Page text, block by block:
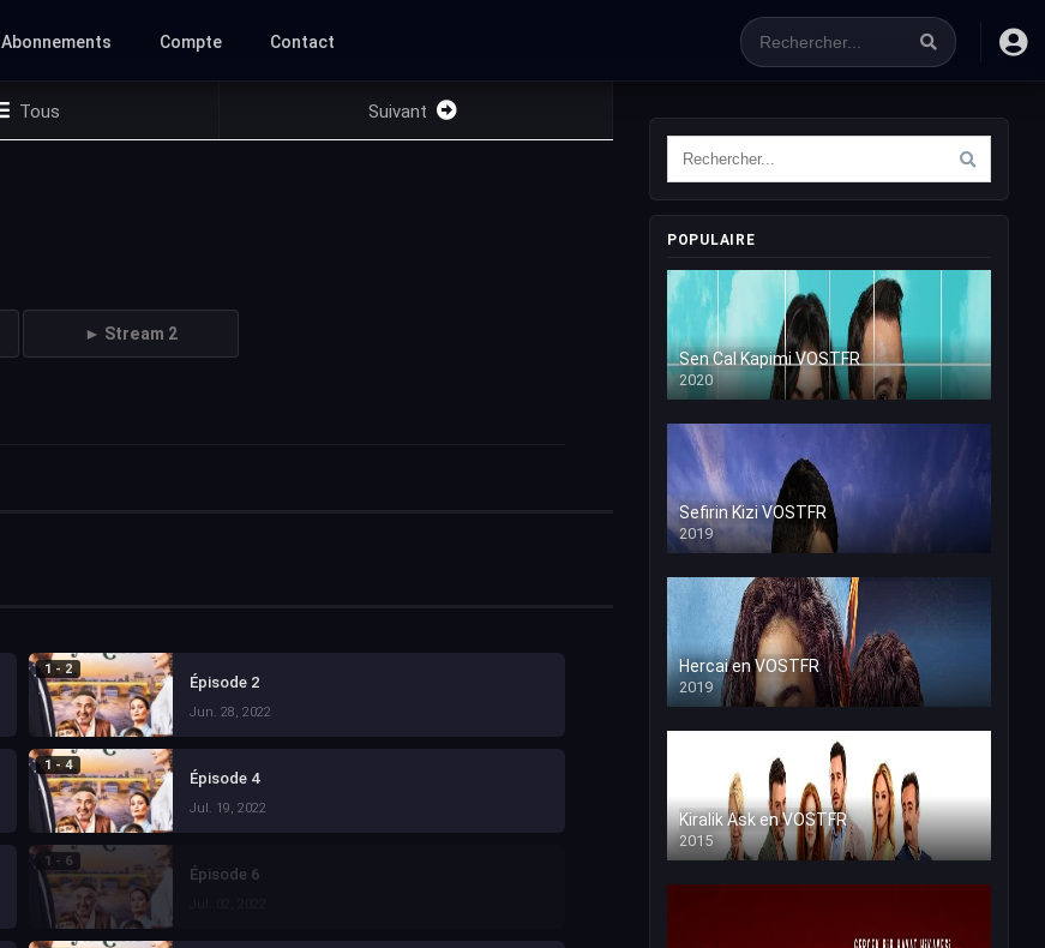
Abonnements Compte Contact
Tous Suivant
► Stream 2
1 - 2
Épisode 2
Jun. 28, 2022
1 - 4
Épisode 4
Jul. 19, 2022
1 - 6
Épisode 6
POPULAIRE
Sen Cal Kapimi VOSTFR
2020
Sefirin Kizi VOSTFR
2019
Hercai en VOSTFR
2019
Kiralik Ask en VOSTFR
2015